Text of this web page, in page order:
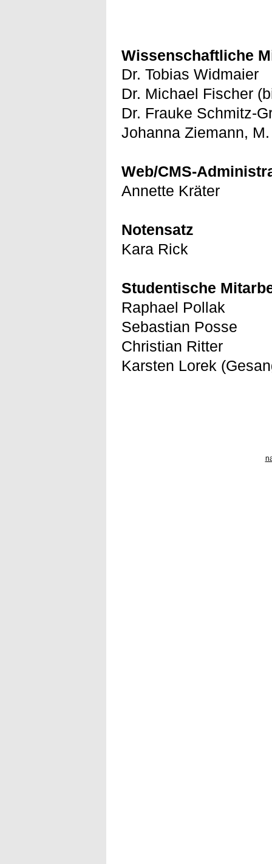
Wissenschaftliche
Dr. Tobias Widmaier
Dr. Michael Fischer
Dr. Frauke Schmitz-
Johanna Ziemann,
Web/CMS-
Annette Kräter
Notensatz
Kara Rick
Studentische
Raphael Pollak
Sebastian Posse
Christian Ritter
Karsten Lorek